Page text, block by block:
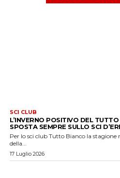
SCI CLUB
L’INVERNO POSITIVO DEL
SPOSTA SEMPRE SULLO SCI
Per lo sci club Tutto Bianco la stagione
della...
17 Luglio 2026